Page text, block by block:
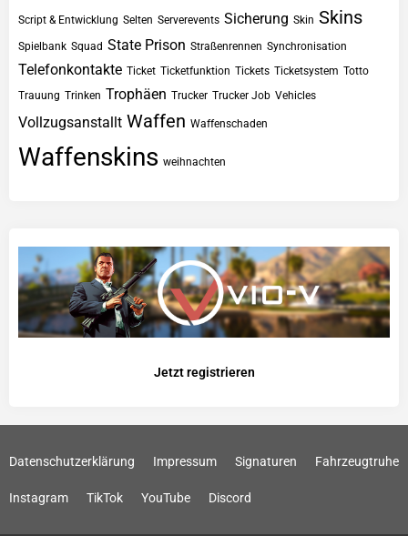
Script & Entwicklung Selten Serverevents Sicherung Skin Skins
Spielbank Squad State Prison Straßenrennen Synchronisation
Telefonkontakte Ticket Ticketfunktion Tickets Ticketsystem Totto
Trauung Trinken Trophäen Trucker Trucker Job Vehicles
Vollzugsanstallt Waffen Waffenschaden
Waffenskins weihnachten
Jetzt registrieren
Datenschutzerklärung Impressum Signaturen Fahrzeugtruhe
Instagram TikTok YouTube Discord